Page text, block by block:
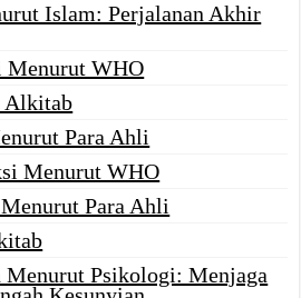
Islam: Perjalanan Akhir
Menurut WHO
Alkitab
Para Ahli
Menurut WHO
Para Ahli
Menurut Psikologi: Menjaga